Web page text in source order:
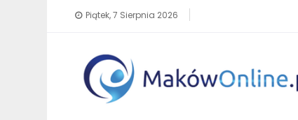
Piątek, 7 Sierpnia 2026